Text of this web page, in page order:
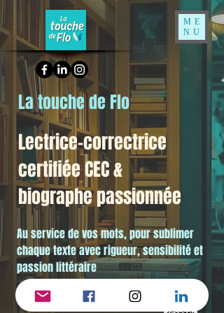
La touche de Flo
Lectrice-correctrice
certifiée CEC &
biographe passionnée
Au service de vos mots, pour sublimer
chaque texte avec rigueur, sensibilité et
passion littéraire
ME
NU